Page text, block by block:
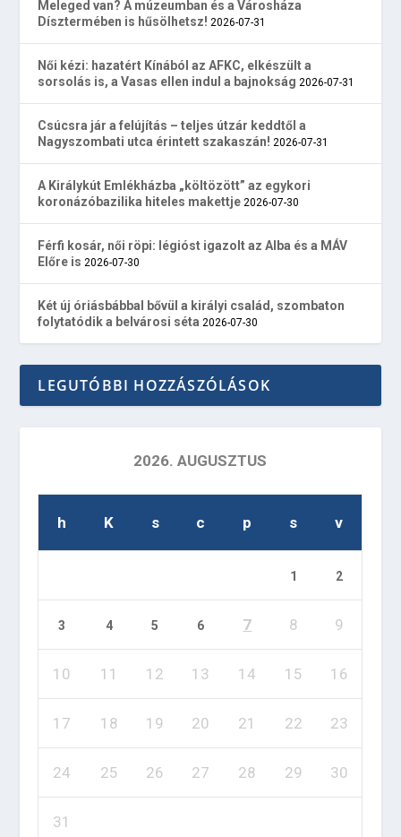
Meleged van? A múzeumban és a Városháza
Dísztermében is hűsölhetsz! 2026-07-31
Női kézi: hazatért Kínából az AFKC, elkészült a
sorsolás is, a Vasas ellen indul a bajnokság 2026-07-31
Csúcsra jár a felújítás – teljes útzár keddtől a
Nagyszombati utca érintett szakaszán! 2026-07-31
A Királykút Emlékházba „költözött” az egykori
koronázóbazilika hiteles makettje 2026-07-30
Férfi kosár, női röpi: légióst igazolt az Alba és a MÁV
Előre is 2026-07-30
Két új óriásbábbal bővül a királyi család, szombaton
folytatódik a belvárosi séta 2026-07-30
LEGUTÓBBI HOZZÁSZÓLÁSOK
2026. AUGUSZTUS
h K s c p s v
1 2
3 4 5 6 7 8 9
10 11 12 13 14 15 16
17 18 19 20 21 22 23
24 25 26 27 28 29 30
31